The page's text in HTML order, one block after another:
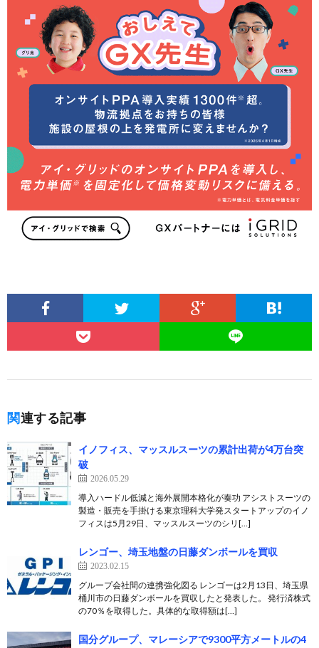
関連する記事
イノフィス、マッスルスーツの累計出荷が4万台突
破
2026.05.29
導入ハードル低減と海外展開本格化が奏功 アシストスーツの
製造・販売を手掛ける東京理科大学発スタートアップのイノ
フィスは5月29日、マッスルスーツのシリ[…]
レンゴー、埼玉地盤の日藤ダンボールを買収
2023.02.15
グループ会社間の連携強化図る レンゴーは2月13日、埼玉県
桶川市の日藤ダンボールを買収したと発表した。 発行済株式
の70％を取得した。具体的な取得額は[…]
国分グループ、マレーシアで9300平方メートルの4